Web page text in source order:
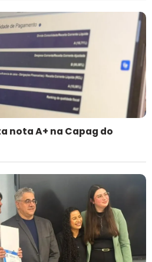
nota A+ na Capag do